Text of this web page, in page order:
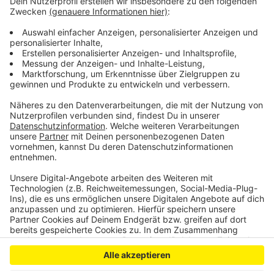
Anzeige
Katastrophe, auch die Mitarbeiter der Geschäfte
hätten regelmäßig Probleme, zur Arbeit zu kommen.
Aber auch die Händler müssten reagieren. Denn
Kunden wünschten sich besondere Aktionen – zum
Beispiel Late-Night-Shopping.
Anzeige